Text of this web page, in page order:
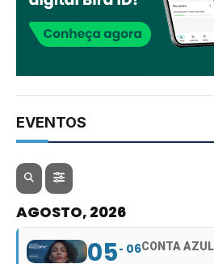
EVENTOS
AGOSTO, 2026
05 06CONTA